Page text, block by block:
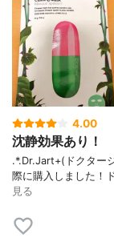
4.00
沈静効果あり！
.*.Dr.Jart+(ドクター
際に購入しました！
見る